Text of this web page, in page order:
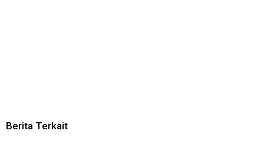
Berita Terkait